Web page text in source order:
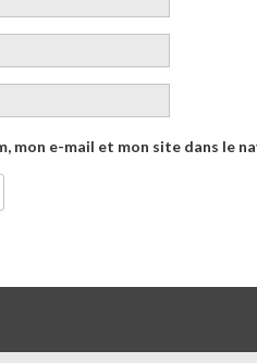
mon e-mail et mon site dans le